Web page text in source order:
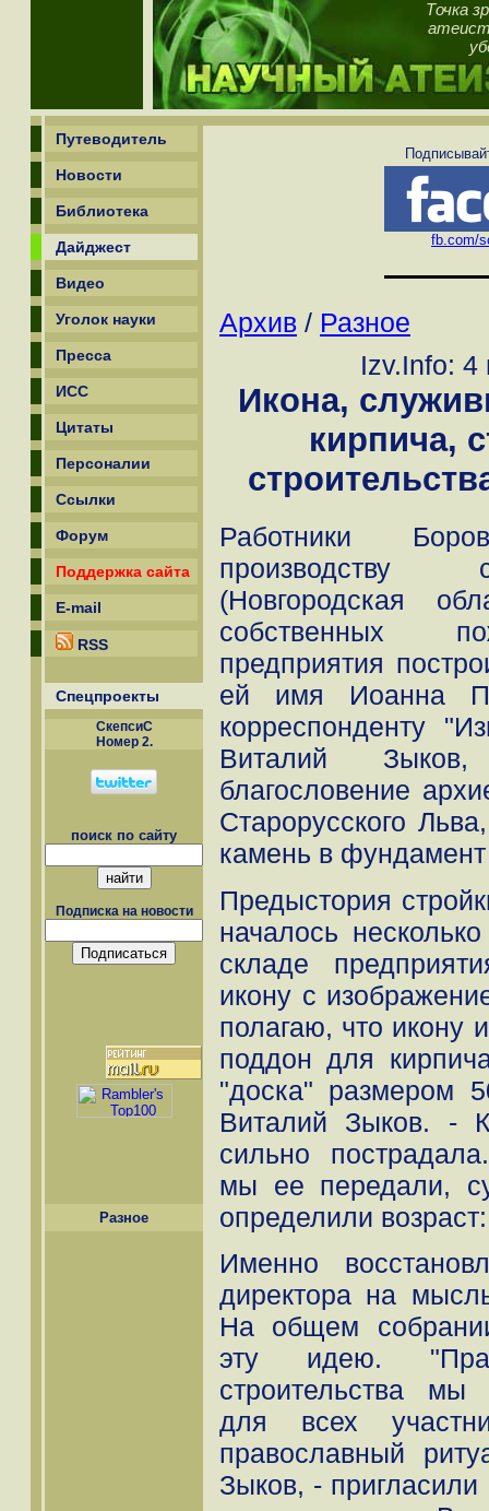
Точка
Путеводитель
Новости
Библиотека
Дайджест
Видео
Уголок науки
Пресса
ИСС
Цитаты
Персоналии
Ссылки
Форум
Поддержка сайта
E-mail
RSS
Спецпроекты
СкепсиС
Номер 2.
поиск по сайту
Подписка на новости
Разное
fb.com/
Архив / Разное
Izv.Info: 4
Икона,
кирпича,
Работники
производству
(Новгородская
собственных
предприятия
ей имя Иоанна
корреспонденту
Виталий
благословение
Старорусского
камень в
Предыстория
началось
складе
икону с
полагаю, что икону
поддон для
"доска" размером
Виталий Зыков. -
сильно
мы ее передали,
определили
Именно
директора на
На общем
эту идею.
строительства мы
для всех
православный
Зыков, -